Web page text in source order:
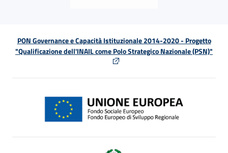
PON Governance e Capacità Istituzionale 2014-2020 - Progetto
"Qualificazione dell'INAIL come Polo Strategico Nazionale (PSN)"